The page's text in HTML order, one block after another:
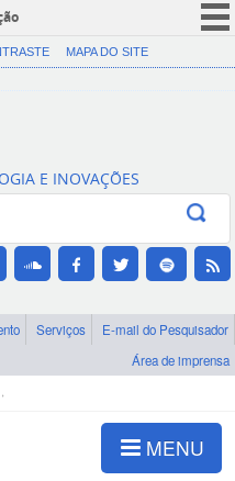
CORONAVÍRUS (COVID-19)
Canais
MAPA DO SITE
E INOVAÇÕES
Serviços
E-mail do Pesquisador
Área de imprensa
MENU